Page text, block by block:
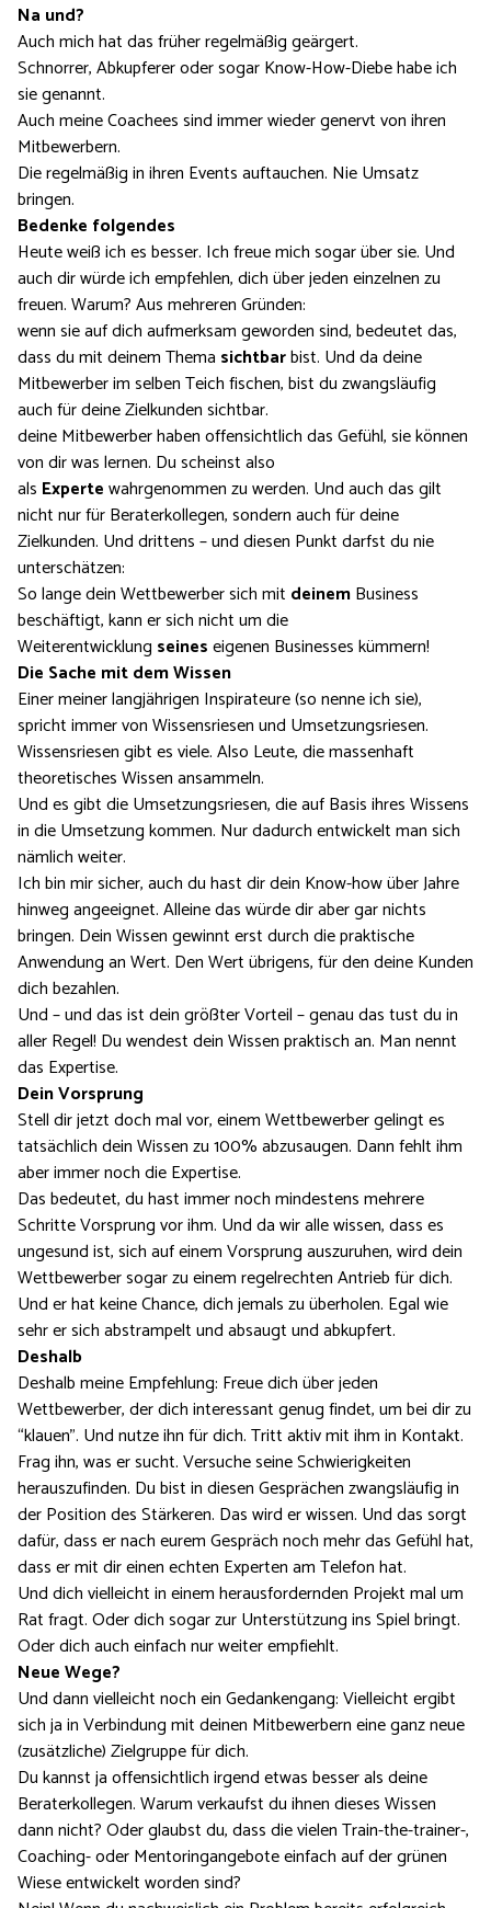
Na und?
Auch mich hat das früher regelmäßig geärgert.
Schnorrer, Abkupferer oder sogar Know-How-Diebe habe ich
sie genannt.
Auch meine Coachees sind immer wieder genervt von ihren
Mitbewerbern.
Die regelmäßig in ihren Events auftauchen. Nie Umsatz
bringen.
Bedenke folgendes
Heute weiß ich es besser. Ich freue mich sogar über sie. Und
auch dir würde ich empfehlen, dich über jeden einzelnen zu
freuen. Warum? Aus mehreren Gründen:
wenn sie auf dich aufmerksam geworden sind, bedeutet das,
dass du mit deinem Thema sichtbarbist. Und da deine
Mitbewerber im selben Teich fischen, bist du zwangsläufig
auch für deine Zielkunden sichtbar.
deine Mitbewerber haben offensichtlich das Gefühl, sie können
von dir was lernen. Du scheinst also
als Expertewahrgenommen zu werden. Und auch das gilt
nicht nur für Beraterkollegen, sondern auch für deine
Zielkunden. Und drittens – und diesen Punkt darfst du nie
unterschätzen:
So lange dein Wettbewerber sich mit deinemBusiness
beschäftigt, kann er sich nicht um die
Weiterentwicklung seineseigenen Businesses kümmern!
Die Sache mit dem Wissen
Einer meiner langjährigen Inspirateure (so nenne ich sie),
spricht immer von Wissensriesen und Umsetzungsriesen.
Wissensriesen gibt es viele. Also Leute, die massenhaft
theoretisches Wissen ansammeln.
Und es gibt die Umsetzungsriesen, die auf Basis ihres Wissens
in die Umsetzung kommen. Nur dadurch entwickelt man sich
nämlich weiter.
Ich bin mir sicher, auch du hast dir dein Know-how über Jahre
hinweg angeeignet. Alleine das würde dir aber gar nichts
bringen. Dein Wissen gewinnt erst durch die praktische
Anwendung an Wert. Den Wert übrigens, für den deine Kunden
dich bezahlen.
Und – und das ist dein größter Vorteil – genau das tust du in
aller Regel! Du wendest dein Wissen praktisch an. Man nennt
das Expertise.
Dein Vorsprung
Stell dir jetzt doch mal vor, einem Wettbewerber gelingt es
tatsächlich dein Wissen zu 100% abzusaugen. Dann fehlt ihm
aber immer noch die Expertise.
Das bedeutet, du hast immer noch mindestens mehrere
Schritte Vorsprung vor ihm. Und da wir alle wissen, dass es
ungesund ist, sich auf einem Vorsprung auszuruhen, wird dein
Wettbewerber sogar zu einem regelrechten Antrieb für dich.
Und er hat keine Chance, dich jemals zu überholen. Egal wie
sehr er sich abstrampelt und absaugt und abkupfert.
Deshalb
Deshalb meine Empfehlung: Freue dich über jeden
Wettbewerber, der dich interessant genug findet, um bei dir zu
“klauen”. Und nutze ihn für dich. Tritt aktiv mit ihm in Kontakt.
Frag ihn, was er sucht. Versuche seine Schwierigkeiten
herauszufinden. Du bist in diesen Gesprächen zwangsläufig in
der Position des Stärkeren. Das wird er wissen. Und das sorgt
dafür, dass er nach eurem Gespräch noch mehr das Gefühl hat,
dass er mit dir einen echten Experten am Telefon hat.
Und dich vielleicht in einem herausfordernden Projekt mal um
Rat fragt. Oder dich sogar zur Unterstützung ins Spiel bringt.
Oder dich auch einfach nur weiter empfiehlt.
Neue Wege?
Und dann vielleicht noch ein Gedankengang: Vielleicht ergibt
sich ja in Verbindung mit deinen Mitbewerbern eine ganz neue
(zusätzliche) Zielgruppe für dich.
Du kannst ja offensichtlich irgend etwas besser als deine
Beraterkollegen. Warum verkaufst du ihnen dieses Wissen
dann nicht? Oder glaubst du, dass die vielen Train-the-trainer-,
Coaching- oder Mentoringangebote einfach auf der grünen
Wiese entwickelt worden sind?